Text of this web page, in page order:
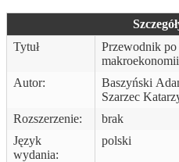
Tytuł
Przewodnik po
makroekonomii
Autor:
Baszyński
Szarzec
Rozszerzenie:
brak
Język
wydania:
polski